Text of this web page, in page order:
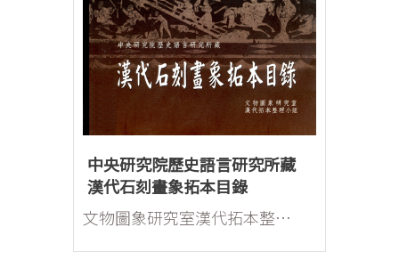
中央研究院歷史語言研究所藏
漢代石刻畫象拓本目錄
文物圖象研究室漢代拓本整理小組